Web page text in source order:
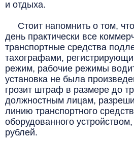
и отдыха.
Стоит напомнить о том,
день практически все
транспортные средства
тахографами,
режим, рабочие режимы
установка не была
грозит штраф в размере до
должностным лицам,
линию транспортного
оборудованного
рублей.